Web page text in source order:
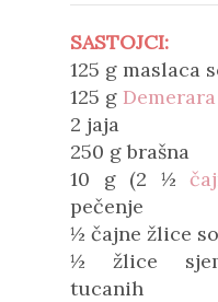
SASTOJCI:
125 g maslaca
125 g Demerara
2 jaja
250 g brašna
10 g (2 ½
pečenje
½ čajne žlice
½ žlice
tucanih